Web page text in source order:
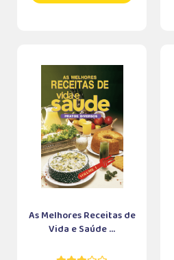
As Melhores Receitas de
Vida e Saúde ...